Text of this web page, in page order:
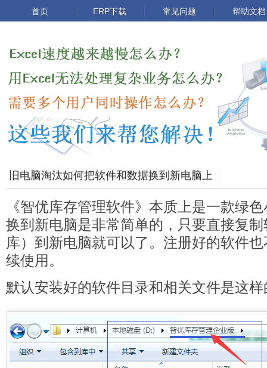
首页 ERP下载 常见问题 帮助文档
旧电脑淘汰如何把软件和数据换到新电脑上
《智优库存管理软件》本质上是一款绿
换到新电脑是非常简单的，只要直接复
库）到新电脑就可以了。注册好的软件
续使用。
默认安装好的软件目录和相关文件是这样